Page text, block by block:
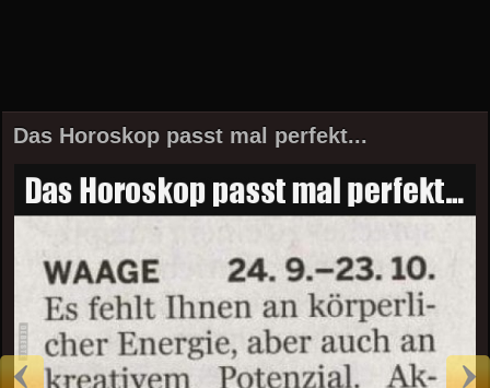
Das Horoskop passt mal perfekt...